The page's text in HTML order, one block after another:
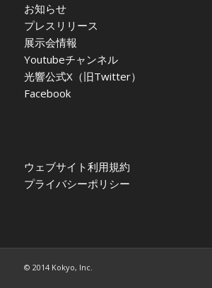
お知らせ
プレスリリース
展示会情報
Youtubeチャンネル
光響公式X（旧Twitter）
Facebook
ウェブサイト利用規約
プライバシーポリシー
© 2014 Kokyo, Inc.